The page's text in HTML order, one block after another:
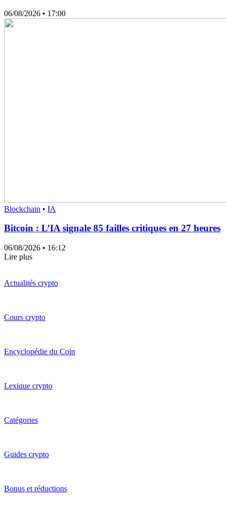
06/08/2026 • 17:00
Blockchain • IA
Bitcoin : L’IA signale 85 failles critiques en 27 heures
06/08/2026 • 16:12
Lire plus
Actualités crypto
Cours crypto
Encyclopédie du Coin
Lexique crypto
Catégories
Guides crypto
Bonus et réductions